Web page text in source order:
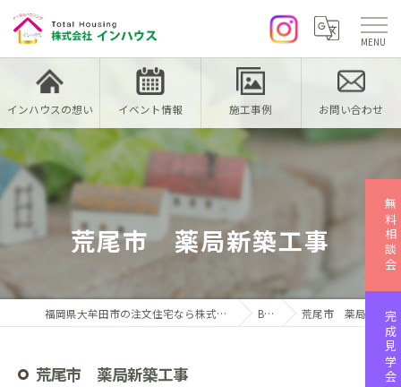
インハウスの想い イベント情報 施工事例 お問い合わせ
荒尾市 薬局新築工事
福岡県大牟田市の注文住宅なら株式会社インハウス Blog 荒尾市 薬局新築工事
荒尾市 薬局新築工事
無料相談会
完成見学会